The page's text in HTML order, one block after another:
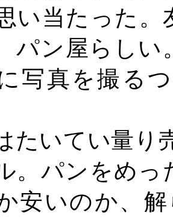
い当たった
ン屋らしい
写真を撮る
いてい量り
。パンをめ
安いのか、